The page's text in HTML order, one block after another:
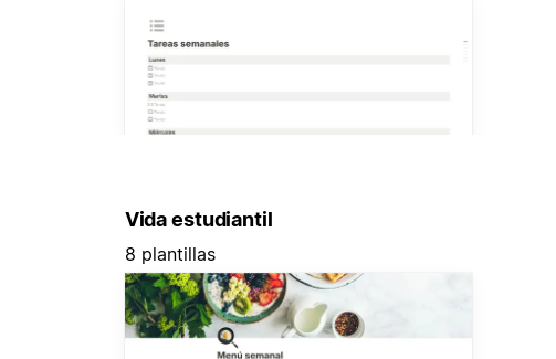
Vida estudiantil
8 plantillas